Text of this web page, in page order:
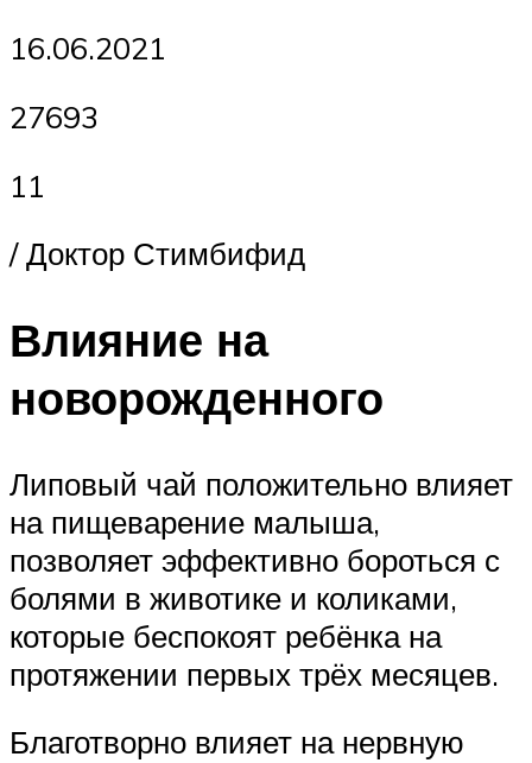
16.06.2021
27693
11
/ Доктор Стимбифид
Влияние на
новорожденного
Липовый чай положительно влияет
на пищеварение малыша,
позволяет эффективно бороться с
болями в животике и коликами,
которые беспокоят ребёнка на
протяжении первых трёх месяцев.
Благотворно влияет на нервную